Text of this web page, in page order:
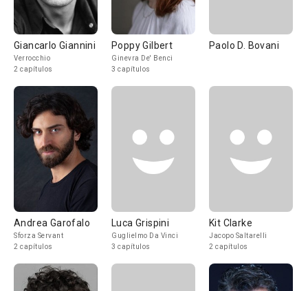
Giancarlo Giannini
Verrocchio
2 capítulos
Poppy Gilbert
Ginevra De' Benci
3 capítulos
Paolo D. Bovani
Andrea Garofalo
Sforza Servant
2 capítulos
Luca Grispini
Guglielmo Da Vinci
3 capítulos
Kit Clarke
Jacopo Saltarelli
2 capítulos